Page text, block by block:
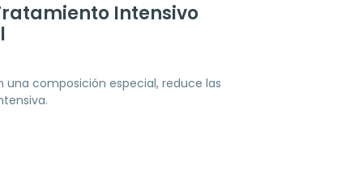
Intensivo
una composición especial, reduce las